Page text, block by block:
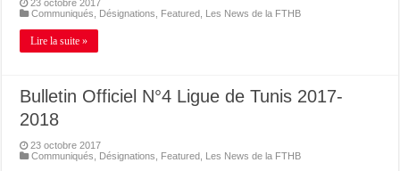
23 octobre 2017
Communiqués
Désignations Featured Les News de la FTHB
Lire la suite »
Bulletin Officiel N°4 Ligue de Tunis 2017-
2018
23 octobre 2017
Communiqués
Désignations Featured Les News de la FTHB